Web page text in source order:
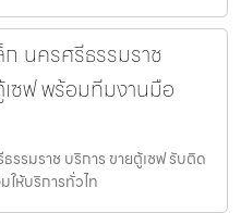
นครศรีธรรมราช
ซฟ พร้อมทีมงานมือ
รรมราช บริการ ขายตู้เซฟ รับติด
ห้บริการทั่วไท